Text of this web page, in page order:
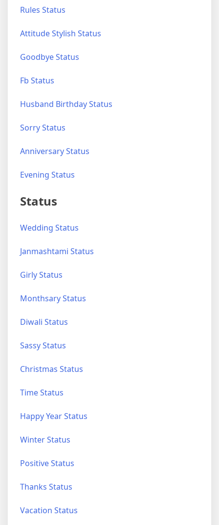
Rules Status
Attitude Stylish Status
Goodbye Status
Fb Status
Husband Birthday Status
Sorry Status
Anniversary Status
Evening Status
Status
Wedding Status
Janmashtami Status
Girly Status
Monthsary Status
Diwali Status
Sassy Status
Christmas Status
Time Status
Happy Year Status
Winter Status
Positive Status
Thanks Status
Vacation Status